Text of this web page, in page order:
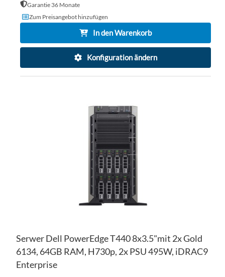
Garantie 36 Monate
Zum Preisangebot hinzufügen
In den Warenkorb
Konfiguration ändern
Serwer Dell PowerEdge T440 8x3.5"mit 2x Gold
6134, 64GB RAM, H730p, 2x PSU 495W, iDRAC9
Enterprise